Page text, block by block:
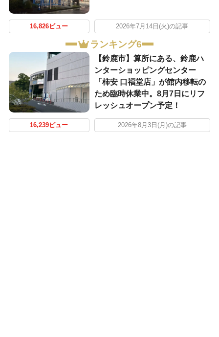
16,826ビュー 2026年7月14日(火)の記事
ランキング6
【鈴鹿市】算所にある、鈴鹿ハ
ンターショッピングセンター
「柿安 口福堂店」が館内移転の
ため臨時休業中。8月7日にリフ
レッシュオープン予定！
16,239ビュー 2026年8月3日(月)の記事